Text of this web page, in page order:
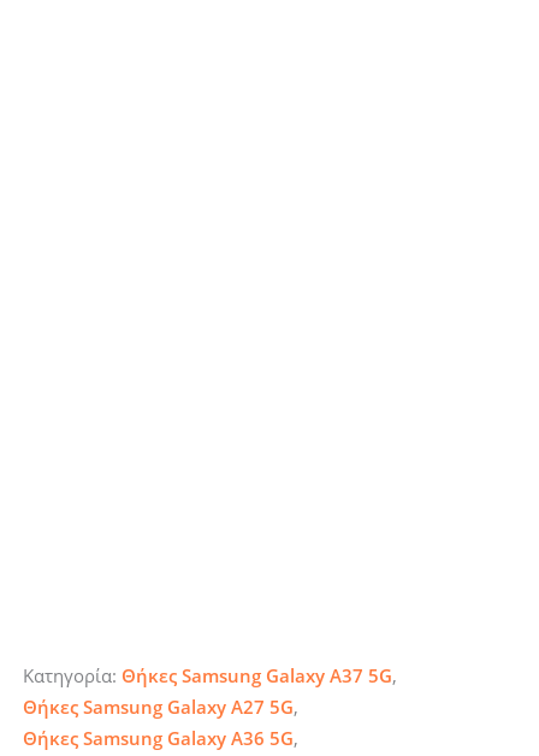
Κατηγορία: Θήκες Samsung Galaxy A37 5G,
Θήκες Samsung Galaxy A27 5G,
Θήκες Samsung Galaxy A36 5G,